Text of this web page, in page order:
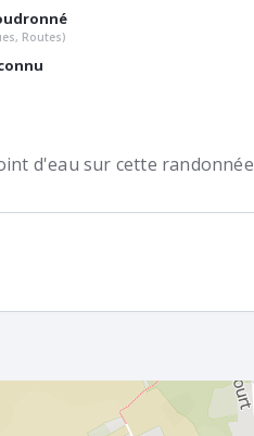
Routes)
d'eau sur cette randonnée